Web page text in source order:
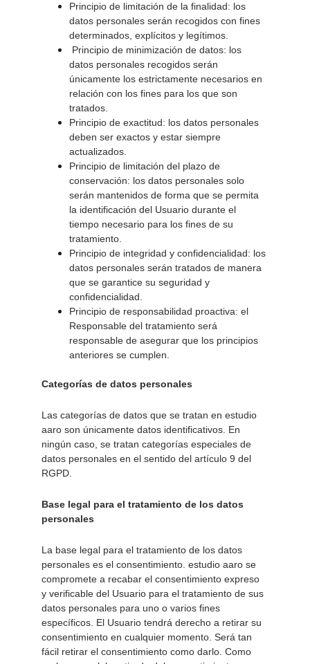
Principio de limitación de la finalidad: los
datos personales serán recogidos con fines
determinados, explícitos y legítimos.
datos personales recogidos serán
únicamente los estrictamente necesarios en
relación con los fines para los que son
tratados.
Principio de exactitud: los datos personales
deben ser exactos y estar siempre
actualizados.
Principio de limitación del plazo de
conservación: los datos personales solo
serán mantenidos de forma que se permita
la identificación del Usuario durante el
tiempo necesario para los fines de su
tratamiento.
Principio de integridad y confidencialidad: los
datos personales serán tratados de manera
que se garantice su seguridad y
confidencialidad.
Principio de responsabilidad proactiva: el
Responsable del tratamiento será
responsable de asegurar que los principios
anteriores se cumplen.
Categorías de datos personales
Las categorías de datos que se tratan en estudio
aaro son únicamente datos identificativos. En
ningún caso, se tratan categorías especiales de
datos personales en el sentido del artículo 9 del
RGPD.
Base legal para el tratamiento de los datos
personales
La base legal para el tratamiento de los datos
personales es el consentimiento. estudio aaro se
compromete a recabar el consentimiento expreso
y verificable del Usuario para el tratamiento de sus
datos personales para uno o varios fines
específicos. El Usuario tendrá derecho a retirar su
consentimiento en cualquier momento. Será tan
fácil retirar el consentimiento como darlo. Como